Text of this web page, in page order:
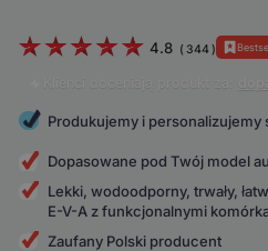
4.8 ( 344 )
Klienci doceniają produkt za:
Produkujemy i personalizujemy
Dopasowane pod Twój model
Lekki, wodoodporny, trwały,
E-V-A z funkcjonalnymi
Zaufany Polski producent